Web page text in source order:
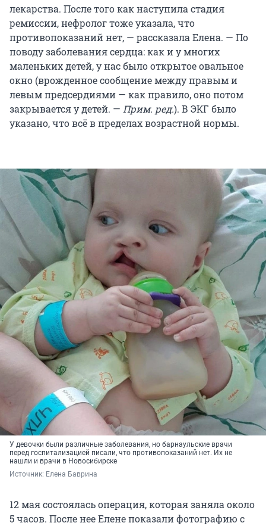
лекарства. После того как наступила стадия
ремиссии, нефролог тоже указала, что
противопоказаний нет, — рассказала Елена. — По
поводу заболевания сердца: как и у многих
маленьких детей, у нас было открытое овальное
окно (врожденное сообщение между правым и
левым предсердиями — как правило, оно потом
закрывается у детей. — Прим. ред.). В ЭКГ было
указано, что всё в пределах возрастной нормы.
У девочки были различные заболевания, но барнаульские врачи
перед госпитализацией писали, что противопоказаний нет. Их не
нашли и врачи в Новосибирске
Источник: Елена Баврина
12 мая состоялась операция, которая заняла около
5 часов. После нее Елене показали фотографию с